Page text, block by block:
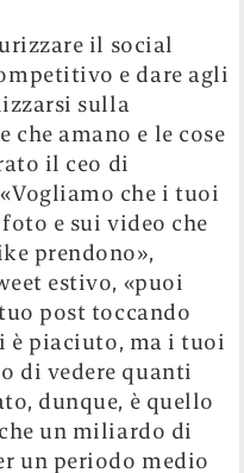
il social
e dare agli
sulla
che amano e le cose
il ceo di
che i tuoi
e sui video che
prendono»,
estivo, «puoi
post toccando
è piaciuto, ma i tuoi
di vedere quanti
dunque, è quello
un miliardo di
un periodo medio